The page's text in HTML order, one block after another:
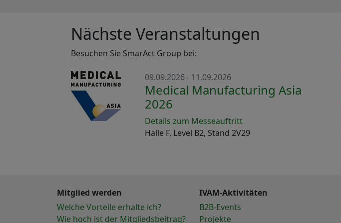
Nächste Veranstaltungen
Besuchen Sie SmarAct Group bei:
09.09.2026 - 11.09.2026
Medical Manufacturing Asia
2026
Details zum Messeauftritt
Halle F, Level B2, Stand 2V29
Mitglied werden
Welche Vorteile erhalte ich?
Wie hoch ist der Mitgliedsbeitrag?
IVAM-Aktivitäten
B2B-Events
Projekte